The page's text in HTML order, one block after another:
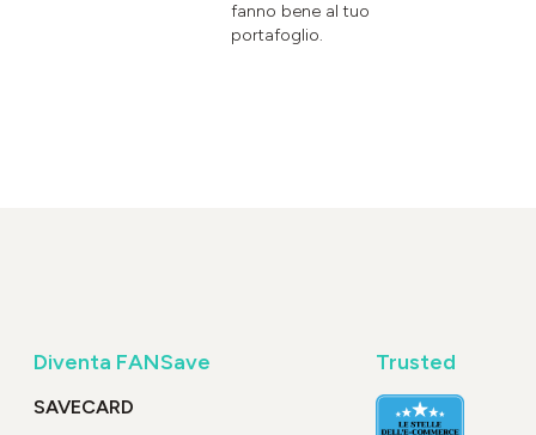
fanno bene al tuo
portafoglio.
Diventa FANSave
SAVECARD
Trusted